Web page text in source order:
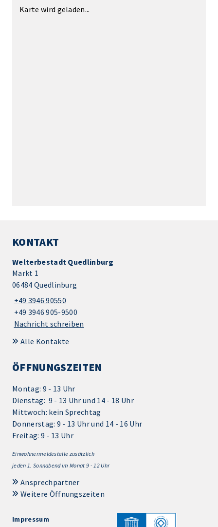
Karte wird geladen...
KONTAKT
Welterbestadt Quedlinburg
Markt 1
06484 Quedlinburg
+49 3946 90550
+49 3946 905-9500
Nachricht schreiben
Alle Kontakte
ÖFFNUNGSZEITEN
Montag: 9 - 13 Uhr
Dienstag: 9 - 13 Uhr und 14 - 18 Uhr
Mittwoch: kein Sprechtag
Donnerstag: 9 - 13 Uhr und 14 - 16 Uhr
Freitag: 9 - 13 Uhr
Einwohnermeldestelle zusätzlich
jeden 1. Sonnabend im Monat 9 - 12 Uhr
Ansprechpartner
Weitere Öffnungszeiten
Impressum